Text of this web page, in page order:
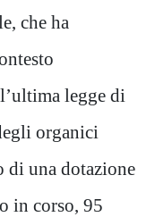
che ha
legge di
organici
di una dotazione
in corso, 95